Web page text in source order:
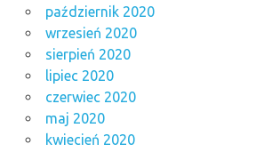
październik 2020
wrzesień 2020
sierpień 2020
lipiec 2020
czerwiec 2020
maj 2020
kwiecień 2020